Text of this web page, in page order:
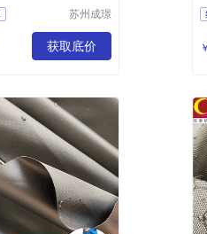
涤纶面料
苏州成璟
有限公司
获取底价 ￥